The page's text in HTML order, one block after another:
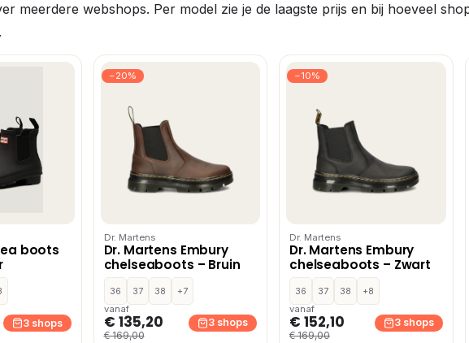
meerdere webshops. Per model zie je de laagste prijs en bij hoeveel
boots
3 shops
−20%
Dr. Martens
Dr. Martens Embury
chelseaboots – Bruin
36 37 38
+7
vanaf
€ 135,20
€ 169,00
3 shops
−10%
Dr. Martens
Dr. Martens Embury
chelseaboots – Zwart
36 37 38
+8
vanaf
€ 152,10
€ 169,00
3 shops